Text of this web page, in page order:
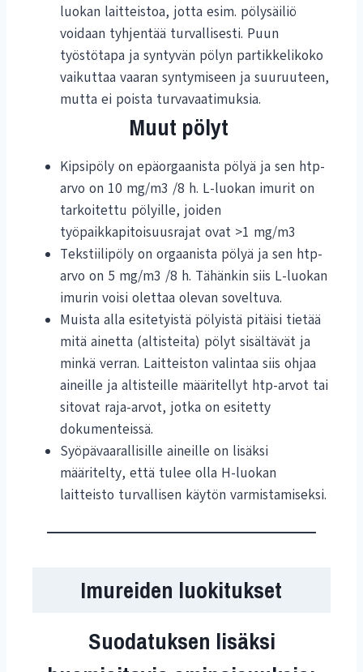
luokan laitteistoa, jotta esim. pölysäiliö
voidaan tyhjentää turvallisesti. Puun
työstötapa ja syntyvän pölyn partikkelikoko
vaikuttaa vaaran syntymiseen ja suuruuteen,
mutta ei poista turvavaatimuksia.
Muut pölyt
Kipsipöly on epäorgaanista pölyä ja sen htp-
arvo on 10 mg/m3 /8 h. L-luokan imurit on
tarkoitettu pölyille, joiden
työpaikkapitoisuusrajat ovat >1 mg/m3
Tekstiilipöly on orgaanista pölyä ja sen htp-
arvo on 5 mg/m3 /8 h. Tähänkin siis L-luokan
imurin voisi olettaa olevan soveltuva.
Muista alla esitetyistä pölyistä pitäisi tietää
mitä ainetta (altisteita) pölyt sisältävät ja
minkä verran. Laitteiston valintaa siis ohjaa
aineille ja altisteille määritellyt htp-arvot tai
sitovat raja-arvot, jotka on esitetty
dokumenteissä.
Syöpävaarallisille aineille on lisäksi
määritelty, että tulee olla H-luokan
laitteisto turvallisen käytön varmistamiseksi.
Imureiden luokitukset
Suodatuksen lisäksi